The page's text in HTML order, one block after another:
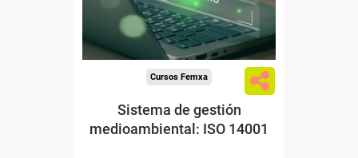
Sector
-Industria Química.
Cursos Femxa
Sistema de gestión
medioambiental: ISO 14001